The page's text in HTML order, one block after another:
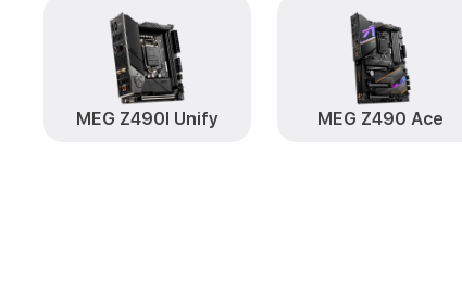
MEG Z490I Unify MEG Z490 Ace